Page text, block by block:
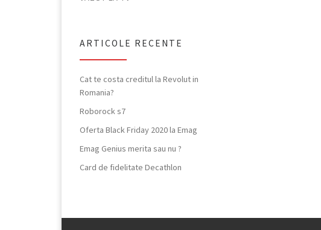
ARTICOLE RECENTE
Cat te costa creditul la Revolut in
Romania?
Roborock s7
Oferta Black Friday 2020 la Emag
Emag Genius merita sau nu ?
Card de fidelitate Decathlon